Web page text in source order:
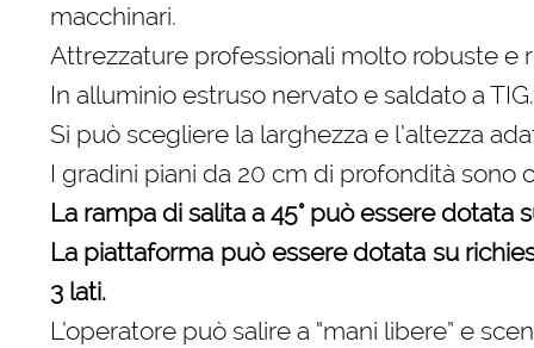
macchinari.
Attrezzature professionali molto robuste e
In alluminio estruso nervato e saldato a TIG.
Si può scegliere la larghezza e l’altezza
I gradini piani da 20 cm di profondità sono
La rampa di salita a 45° può essere dotata
La piattaforma può essere dotata su
3 lati.
L’operatore può salire a “mani libere” e